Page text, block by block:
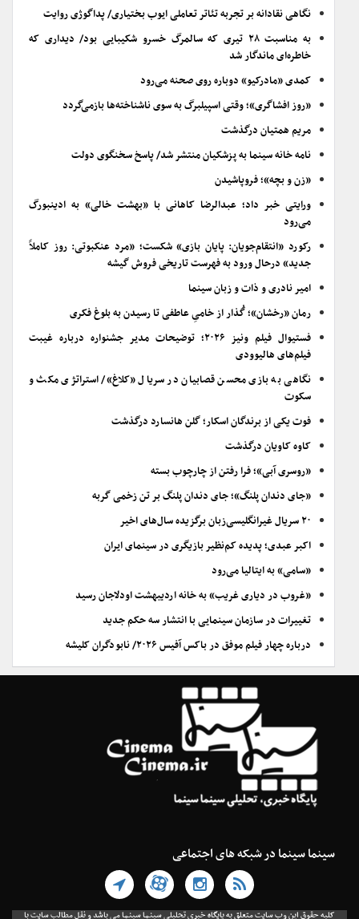
نگاهی نقادانه بر تجربه تئاتر تعاملی ایوب بختیاری/ پداگوژی روایت
به مناسبت ۲۸ تیری که سالمرگ خسرو شکیبایی بود/ دیداری که
خاطره‌ای ماندگار شد
کمدی «مادرکیو» دوباره روی صحنه می‌رود
«روز افشاگری»؛ وقتی اسپیلبرگ به سوی ناشناخته‌ها بازمی‌گردد
مریم همتیان درگذشت
نامه خانه سینما به پزشکیان منتشر شد/ پاسخ سخنگوی دولت
«زن و بچه»؛ فروپاشیدن
ورایتی خبر داد؛ عبدالرضا کاهانی با «بهشت خالی» به ادینبورگ
می‌رود
رکورد «انتقام‌جویان: پایان بازی» شکست؛ «مرد عنکبوتی: روز کاملاً
جدید» درحال ورود به فهرست تاریخی فروش گیشه
امیر نادری و ذات و زبان سینما
رمان «رخشان»؛ گُذار از خامیِ عاطفی تا رسیدن به بلوغ فکری
فستیوال فیلم ونیز ۲۰۲۶؛ توضیحات مدیر جشنواره درباره غیبت
فیلم‌های هالیوودی
نگاهی به بازی محسن قصابیان در سریال «کلاغ»/ استراتژی مکث و
سکوت
فوت یکی از برندگان اسکار؛ گلن هانسارد درگذشت
کاوه کاویان درگذشت
«روسری آبی»؛ فرا رفتن از چارچوب بسته
«جای دندان پلنگ»؛ جای دندان پلنگ بر تن زخمی گربه
۲۰ سریال غیرانگلیسی‌زبان برگزیده سال‌های اخیر
اکبر عبدی؛ پدیده کم‌نظیر بازیگری در سینمای ایران
«سامی» به ایتالیا می‌رود
«غروب در دیاری غریب» به خانه اردیبهشت اودلاجان رسید
تغییرات در سازمان سینمایی با انتشار سه حکم جدید
درباره چهار فیلم موفق در باکس آفیس ۲۰۲۶/ نابودگران کلیشه
سینما سینما در شبکه های اجتماعی
کلیه حقوق این وب سایت متعلق به پایگاه خبری تحلیلی سینما سینما می باشد و نقل مطالب سایت با